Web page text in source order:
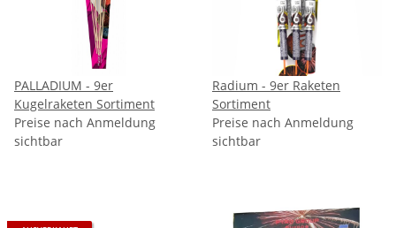
PALLADIUM - 9er
Kugelraketen Sortiment
Preise nach Anmeldung
sichtbar
Radium - 9er Raketen
Sortiment
Preise nach Anmeldung
sichtbar